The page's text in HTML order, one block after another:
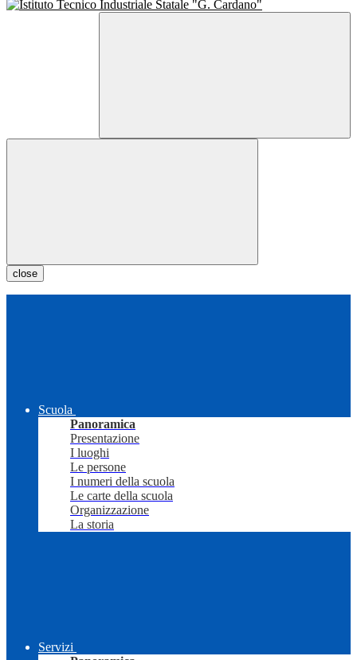
close
Scuola
Panoramica
Presentazione
I luoghi
Le persone
I numeri della scuola
Le carte della scuola
Organizzazione
La storia
Servizi